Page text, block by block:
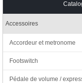
Accessoires
Accordeur et metronome
Footswitch
Pédale de volume /